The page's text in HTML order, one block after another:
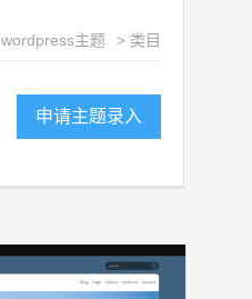
wordpress主题 > 类目
申请主题录入